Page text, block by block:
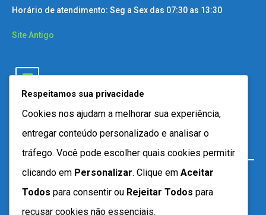
Horário de atendimento: Seg a Sex das 07:30 as 13:30
Site Antigo
Respeitamos sua privacidade
Cookies nos ajudam a melhorar sua experiência,
entregar conteúdo personalizado e analisar o
tráfego. Você pode escolher quais cookies permitir
clicando em Personalizar. Clique em Aceitar
Todos para consentir ou Rejeitar Todos para
recusar cookies não essenciais.